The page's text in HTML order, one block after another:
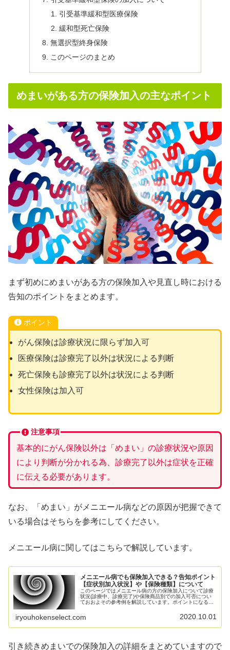
引受基準緩和型医療保険
緩和型死亡保険
無選択型終身保険
このページのまとめ
めまいがある方の保険加入の主なポイント
まず初めにめまいがある方の保険加入や見直し時における
告知のポイントをまとめます。
ポイント
がん保険は診療状況に限らず加入可
医療保険は診療完了以外は状況による判断
死亡保険も診療完了以外は状況による判断
女性保険は加入可
注意事項
基本的にがん保険以外は「めまい」の診療状況や原因
により判断が分かれる為、診療完了以外は症状を正確
に伝える必要があります。
なお、「めまい」がメニエール病などの原因が把握できて
いる場合はそちらを参考にしてください。
メニエール病に関してはこちらで解説しています。
メニエール病でも保険加入できる？告知ポイント
【症状別加入状況】や【保険種類】について
このページではメニエール病の方の保険加入について診療
状況(診療中、診療完了)や保険商品別での加入可否につい
ておおよその参考例を解説しています。ポイントになるの
期間がながく5年以上経過している場合は加入可能性が高
くなります。また診療完了に関しては医師による判断が必
iryouhokenselect.com 2020.10.01
引き続きめまいでの保険加入の詳細をまとめていますので